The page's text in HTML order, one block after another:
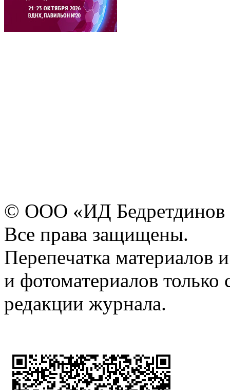
© ООО «ИД
Все права защищены.
Перепечатка материалов
и фотоматериалов
редакции журнала.